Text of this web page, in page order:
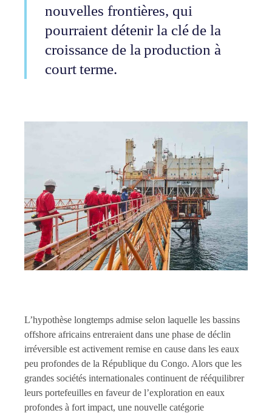
nouvelles frontières, qui
pourraient détenir la clé de la
croissance de la production à
court terme.
L’hypothèse longtemps admise selon laquelle les bassins
offshore africains entreraient dans une phase de déclin
irréversible est activement remise en cause dans les eaux
peu profondes de la République du Congo. Alors que les
grandes sociétés internationales continuent de rééquilibrer
leurs portefeuilles en faveur de l’exploration en eaux
profondes à fort impact, une nouvelle catégorie